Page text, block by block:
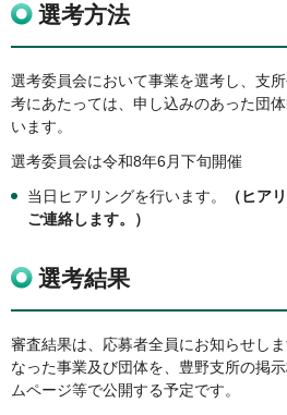
選考方法
選考委員会において事業を選考し、支
考にあたっては、申し込みのあった団
います。
選考委員会は令和8年6月下旬開催
当日ヒアリングを行います。
（ヒア
ご連絡します。）
選考結果
審査結果は、応募者全員にお知らせし
なった事業及び団体を、豊野支所の掲
ムページ等で公開する予定です。